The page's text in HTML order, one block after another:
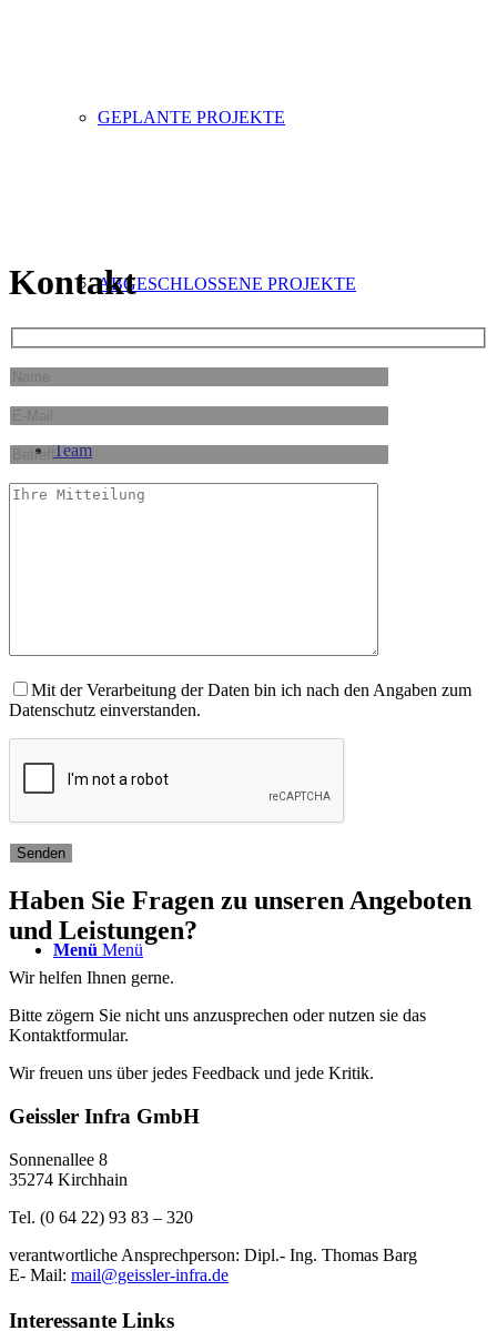
GEPLANTE PROJEKTE
ABGESCHLOSSENE PROJEKTE
Team
Suche
Menü Menü
Kontakt
Mit der Verarbeitung der Daten bin ich nach den Angaben zum
Datenschutz einverstanden.
Haben Sie Fragen zu unseren Angeboten
und Leistungen?
Wir helfen Ihnen gerne.
Bitte zögern Sie nicht uns anzusprechen oder nutzen sie das
Kontaktformular.
Wir freuen uns über jedes Feedback und jede Kritik.
Geissler Infra GmbH
Sonnenallee 8
35274 Kirchhain
​Tel. (0 64 22) 93 83 – 320
verantwortliche Ansprechperson: Dipl.- Ing. Thomas Barg
E- Mail: mail@geissler-infra.de
Interessante Links